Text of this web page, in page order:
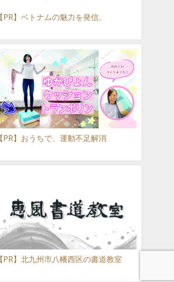
【PR】ベトナムの魅力を発信。
【PR】おうちで、運動不足解消
【PR】北九州市八幡西区の書道教室